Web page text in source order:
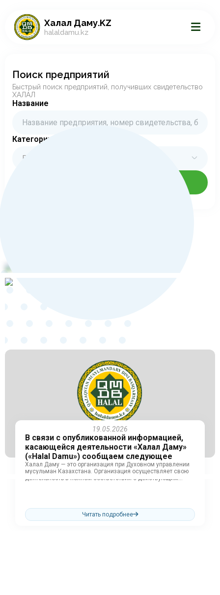
Халал Даму.KZ
halaldamu.kz
Поиск предприятий
Быстрый поиск предприятий, получивших свидетельство
ХАЛАЛ
Название
Категории
Все категории
19.05.2026
В связи с опубликованной информацией,
касающейся деятельности «Халал Даму»
(«Halal Damu») сообщаем следующее
Халал Даму — это организация при Духовном управлении
мусульман Казахстана. Организация осуществляет свою
деятельность в полном соответствии с действующим
Читать подробнее